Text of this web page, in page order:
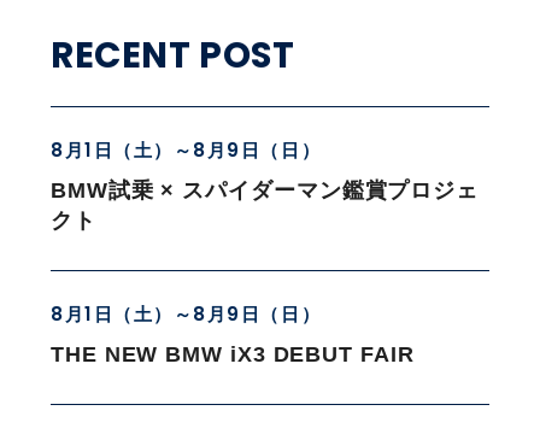
RECENT POST
8月1日（土）～8月9日（日）
BMW試乗 × スパイダーマン鑑賞プロジェ
クト
8月1日（土）～8月9日（日）
THE NEW BMW iX3 DEBUT FAIR